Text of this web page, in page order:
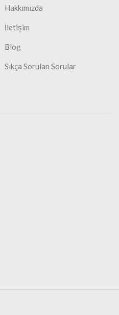
Hakkımızda
İletişim
Blog
Sıkça Sorulan Sorular